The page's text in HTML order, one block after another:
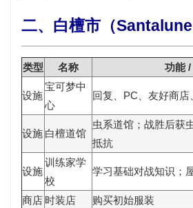
二、白檀市（Santalune
类型 名称 功能
设施
宝可梦中
心
回复、PC、友好商店
设施 白檀道馆
虫系道馆；战胜后获
抵抗
设施
训练家学
校
学习基础对战知识；
商店 时装店
购买初始服装